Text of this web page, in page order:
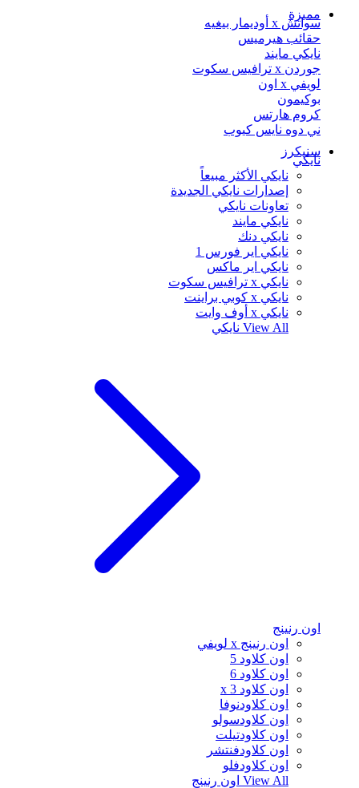
مميزة
سواتش x أوديمار بيغيه
حقائب هيرميس
نايكي مايند
جوردن x ترافيس سكوت
لويفي x اون
بوكيمون
كروم هارتس
ني دوه نايس كيوب
سنيكرز
نايكي
نايكي الأكثر مبيعاً
إصدارات نايكي الجديدة
تعاونات نايكي
نايكي مايند
نايكي دنك
نايكي اير فورس 1
نايكي اير ماكس
نايكي x ترافيس سكوت
نايكي x كوبي براينت
نايكي x أوف وايت
View All نايكي
اون رنينج
اون رنينج x لويفي
اون كلاود 5
اون كلاود 6
اون كلاود x 3
اون كلاودنوفا
اون كلاودسولو
اون كلاودتيلت
اون كلاودفنتشر
اون كلاودفلو
View All اون رنينج